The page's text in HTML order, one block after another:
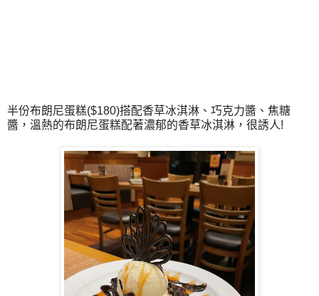
半份布朗尼蛋糕($180)搭配香草冰淇淋、巧克力醬、焦糖
醬，溫熱的布朗尼蛋糕配著濃郁的香草冰淇淋，很誘人!